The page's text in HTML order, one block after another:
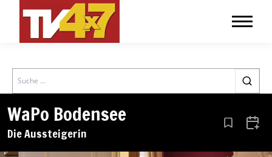
Search
WaPo Bodensee
Die Aussteigerin Aus den